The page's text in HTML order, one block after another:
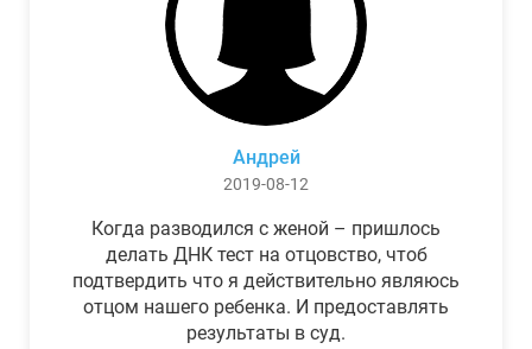
Андрей
2019-08-12
Когда разводился с женой – пришлось
делать ДНК тест на отцовство, чтоб
подтвердить что я действительно являюсь
отцом нашего ребенка. И предоставлять
результаты в суд.